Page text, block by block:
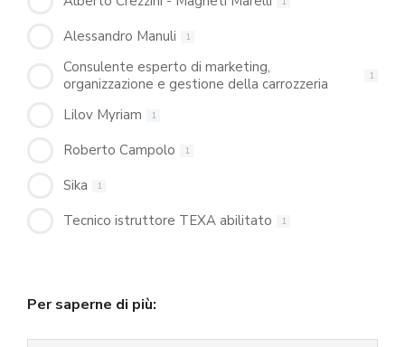
Alessandro Manuli 1
Consulente esperto di marketing,
organizzazione e gestione della carrozzeria
1
Lilov Myriam 1
Roberto Campolo 1
Sika 1
Tecnico istruttore TEXA abilitato 1
Per saperne di più: